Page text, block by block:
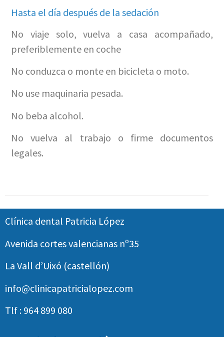
Hasta el día después de la sedación
No viaje solo, vuelva a casa acompañado,
preferiblemente en coche
No conduzca o monte en bicicleta o moto.
No use maquinaria pesada.
No beba alcohol.
No vuelva al trabajo o firme documentos
legales.
Clínica dental Patricia López
Avenida cortes valencianas nº35
La Vall d’Uixó (castellón)
info@clinicapatricialopez.com
Tlf : 964 899 080